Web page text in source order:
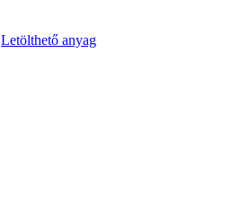
Letölthető anyag